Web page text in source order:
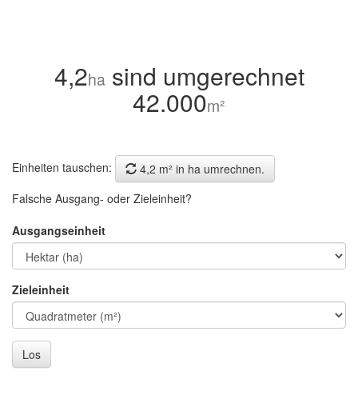
4,2hasind umgerechnet
42.000m²
Einheiten tauschen:
4,2 m² in ha umrechnen.
Falsche Ausgang- oder Zieleinheit?
Ausgangseinheit
Zieleinheit
Los